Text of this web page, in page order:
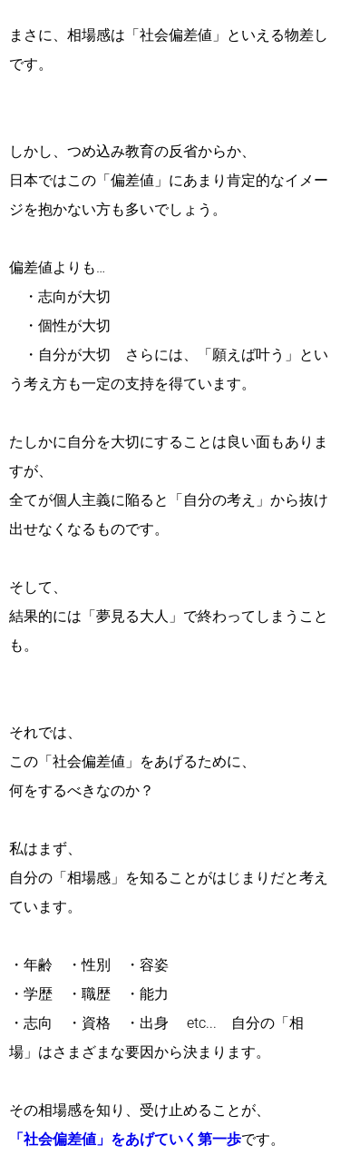
まさに、相場感は「社会偏差値」といえる物差し
です。
しかし、つめ込み教育の反省からか、
日本ではこの「偏差値」にあまり肯定的なイメー
ジを抱かない方も多いでしょう。
偏差値よりも…
・志向が大切
・個性が大切
・自分が大切 さらには、「願えば叶う」とい
う考え方も一定の支持を得ています。
たしかに自分を大切にすることは良い面もありま
すが、
全てが個人主義に陥ると「自分の考え」から抜け
出せなくなるものです。
そして、
結果的には「夢見る大人」で終わってしまうこと
も。
それでは、
この「社会偏差値」をあげるために、
何をするべきなのか？
私はまず、
自分の「相場感」を知ることがはじまりだと考え
ています。
・年齢 ・性別 ・容姿
・学歴 ・職歴 ・能力
・志向 ・資格 ・出身 etc... 自分の「相
場」はさまざまな要因から決まります。
その相場感を知り、受け止めることが、
「社会偏差値」をあげていく第一歩です。